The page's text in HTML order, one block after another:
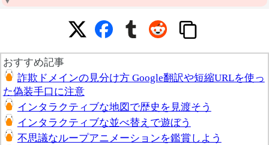
おすすめ記事
詐欺ドメインの見分け方 Google翻訳や短縮URLを使っ
た偽装手口に注意
インタラクティブな地図で歴史を見渡そう
インタラクティブな並べ替えで遊ぼう
不思議なループアニメーションを鑑賞しよう